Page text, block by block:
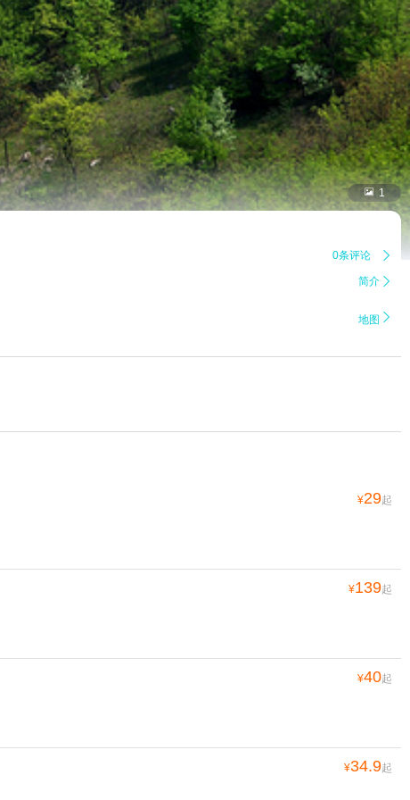
 1
0条评论 
简介 
地图 
¥29起
¥139起
¥40起
¥34.9起